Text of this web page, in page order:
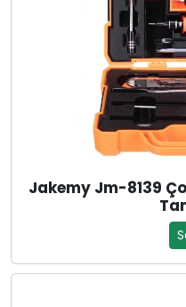
Jakemy Jm-8139